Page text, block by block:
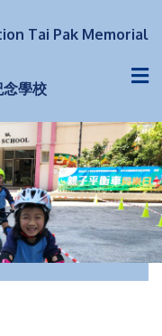
Tai Pak Memorial
學校